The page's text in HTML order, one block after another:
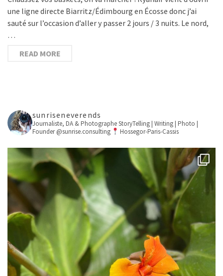
une ligne directe Biarritz/Édimbourg en Écosse donc j’ai
sauté sur l’occasion d’aller y passer 2 jours / 3 nuits. Le nord,
…
READ MORE
sunriseneverends
Journaliste, DA & PhotographeStoryTelling | Writing | Photo |
Founder @sunrise.consulting
Hossegor-Paris-Cassis